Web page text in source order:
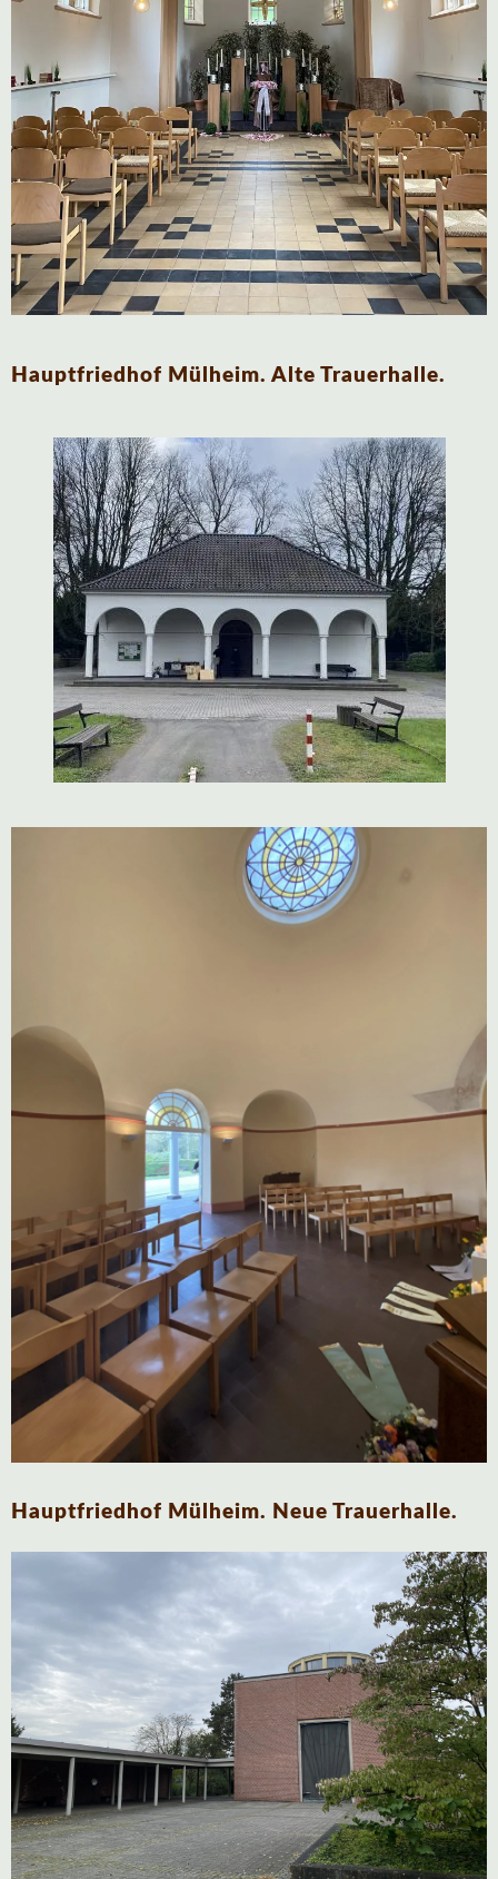
Hauptfriedhof Mülheim. Alte Trauerhalle.
Hauptfriedhof Mülheim. Neue Trauerhalle.